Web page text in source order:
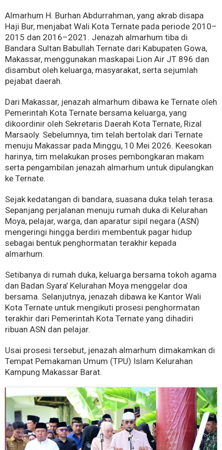
Almarhum H. Burhan Abdurrahman, yang akrab disapa
Haji Bur, menjabat Wali Kota Ternate pada periode 2010–
2015 dan 2016–2021. Jenazah almarhum tiba di
Bandara Sultan Babullah Ternate dari Kabupaten Gowa,
Makassar, menggunakan maskapai Lion Air JT 896 dan
disambut oleh keluarga, masyarakat, serta sejumlah
pejabat daerah.
Dari Makassar, jenazah almarhum dibawa ke Ternate oleh
Pemerintah Kota Ternate bersama keluarga, yang
dikoordinir oleh Sekretaris Daerah Kota Ternate, Rizal
Marsaoly. Sebelumnya, tim telah bertolak dari Ternate
menuju Makassar pada Minggu, 10 Mei 2026. Keesokan
harinya, tim melakukan proses pembongkaran makam
serta pengambilan jenazah almarhum untuk dipulangkan
ke Ternate.
Sejak kedatangan di bandara, suasana duka telah terasa.
Sepanjang perjalanan menuju rumah duka di Kelurahan
Moya, pelajar, warga, dan aparatur sipil negara (ASN)
mengeringi hingga berdiri membentuk pagar hidup
sebagai bentuk penghormatan terakhir kepada
almarhum.
Setibanya di rumah duka, keluarga bersama tokoh agama
dan Badan Syara’ Kelurahan Moya menggelar doa
bersama. Selanjutnya, jenazah dibawa ke Kantor Wali
Kota Ternate untuk mengikuti prosesi penghormatan
terakhir dari Pemerintah Kota Ternate yang dihadiri
ribuan ASN dan pelajar.
Usai prosesi tersebut, jenazah almarhum dimakamkan di
Tempat Pemakaman Umum (TPU) Islam Kelurahan
Kampung Makassar Barat.